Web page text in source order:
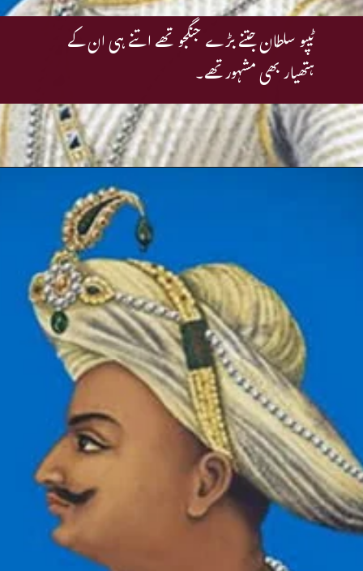
ٹیپو سلطان جتنے بڑے جنگجو تھے اتنے ہی ان کے
ہتھیار بھی مشہور تھے۔